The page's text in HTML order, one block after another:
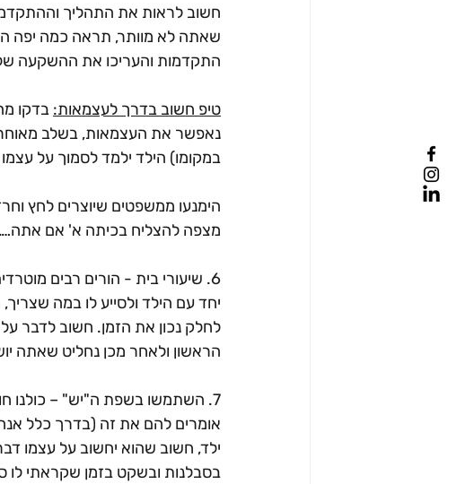
חשוב לראות את התהליך
התקדמות והעריכו את ההשקעה
טיפ חשוב בדרך לעצמאות: בדקו
נאפשר את העצמאות, בשלב מאוחר
במקומו) הילד ילמד לסמוך על
הימנעו ממשפטים שיוצרים לחץ
מצפה להצליח בכיתה א' אם
6. שיעורי בית - הורים רבים
יחד עם הילד ולסייע לו במה
לחלק נכון את הזמן. חשוב לדבר
הראשון ולאחר מכן נחליט שאתה
7. השתמשו בשפת ה"יש" – כולנו
אומרים להם את זה (בדרך כלל
ילד, חשוב שהוא יחשוב על עצמו
בסבלנות ובשקט בזמן שקראתי לו